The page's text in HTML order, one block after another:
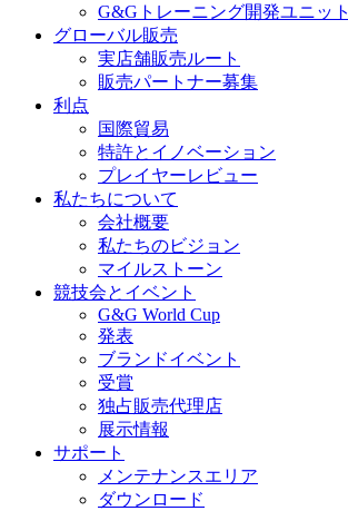
G&Gトレーニング開発ユニット
グローバル販売
実店舗販売ルート
販売パートナー募集
利点
国際貿易
特許とイノベーション
プレイヤーレビュー
私たちについて
会社概要
私たちのビジョン
マイルストーン
競技会とイベント
G&G World Cup
発表
ブランドイベント
受賞
独占販売代理店
展示情報
サポート
メンテナンスエリア
ダウンロード